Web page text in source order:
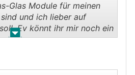
. .
Glas Module für meinen
und ich lieber auf
Ev könnt ihr mir noch ein